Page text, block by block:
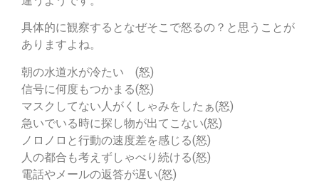
具体的に観察するとなぜそこで怒るの？と思うことが
ありますよね。
朝の水道水が冷たい (怒)
信号に何度もつかまる(怒)
マスクしてない人がくしゃみをしたぁ(怒)
急いでいる時に探し物が出てこない(怒)
ノロノロと行動の速度差を感じる(怒)
人の都合も考えずしゃべり続ける(怒)
電話やメールの返答が遅い(怒)